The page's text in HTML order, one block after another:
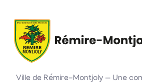
Ville de Rémire-Montjoly — Une